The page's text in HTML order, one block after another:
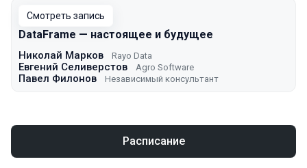
Смотреть запись
DataFrame — настоящее и будущее
Николай Марков Rayo Data
Евгений Селиверстов Agro Software
Павел Филонов Независимый консультант
Расписание